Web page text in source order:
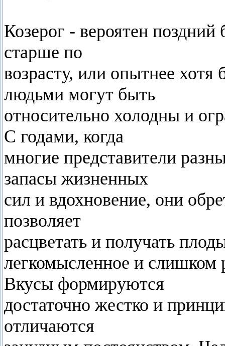
Козерог - вероятен
старше по
возрасту, или опытнее
людьми могут быть
относительно холодны и
С годами, когда
многие представители
запасы жизненных
сил и вдохновение, они
позволяет
расцветать и получать
легкомысленное и слишком
Вкусы формируются
достаточно жестко и
отличаются